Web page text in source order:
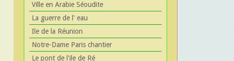
Ville en Arabie Séoudite
La guerre de l' eau
Ile de la Réunion
Notre-Dame Paris chantier
Le pont de l'ile de Ré